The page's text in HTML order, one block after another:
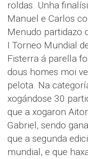
roldas. Unha
Manuel e Carlos
Menudo partidazo
I Torneo Mundial
Fisterra á parella
dous homes moi
pelota. Na
xogándose 30
que a xogaron
Gabriel, sendo
que a segunda
mundial, e que